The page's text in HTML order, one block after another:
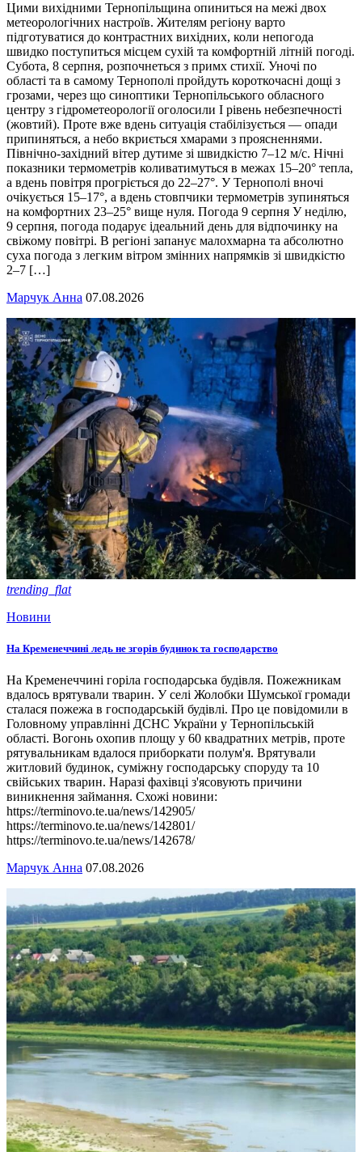
Цими вихідними Тернопільщина опиниться на межі двох
метеорологічних настроїв. Жителям регіону варто
підготуватися до контрастних вихідних, коли непогода
швидко поступиться місцем сухій та комфортній літній погоді.
Субота, 8 серпня, розпочнеться з примх стихії. Уночі по
області та в самому Тернополі пройдуть короткочасні дощі з
грозами, через що синоптики Тернопільського обласного
центру з гідрометеорології оголосили І рівень небезпечності
(жовтий). Проте вже вдень ситуація стабілізується — опади
припиняться, а небо вкриється хмарами з проясненнями.
Північно-західний вітер дутиме зі швидкістю 7–12 м/с. Нічні
показники термометрів коливатимуться в межах 15–20° тепла,
а вдень повітря прогріється до 22–27°. У Тернополі вночі
очікується 15–17°, а вдень стовпчики термометрів зупиняться
на комфортних 23–25° вище нуля. Погода 9 серпня У неділю,
9 серпня, погода подарує ідеальний день для відпочинку на
свіжому повітрі. В регіоні запанує малохмарна та абсолютно
суха погода з легким вітром змінних напрямків зі швидкістю
2–7 […]
Марчук Анна 07.08.2026
trending_flat
Новини
На Кременеччині ледь не згорів будинок та господарство
На Кременеччині горіла господарська будівля. Пожежникам
вдалось врятували тварин. У селі Жолобки Шумської громади
сталася пожежа в господарській будівлі. Про це повідомили в
Головному управлінні ДСНС України у Тернопільській
області. Вогонь охопив площу у 60 квадратних метрів, проте
рятувальникам вдалося приборкати полум'я. Врятували
житловий будинок, суміжну господарську споруду та 10
свійських тварин. Наразі фахівці з'ясовують причини
виникнення займання. Схожі новини:
https://terminovo.te.ua/news/142905/
https://terminovo.te.ua/news/142801/
https://terminovo.te.ua/news/142678/
Марчук Анна 07.08.2026